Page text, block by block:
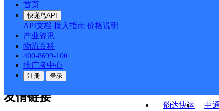
首页
快递鸟API
API文档 接入指南 价格说明
产业资讯
物流百科
400-8699-100
推广者中心
注册 登录
韵达快运
中
API接口 DEMO下载
关于我们
公司介绍 企业动态
合作伙伴 快递鸟接口服务协议
户隐私政策
友情链接